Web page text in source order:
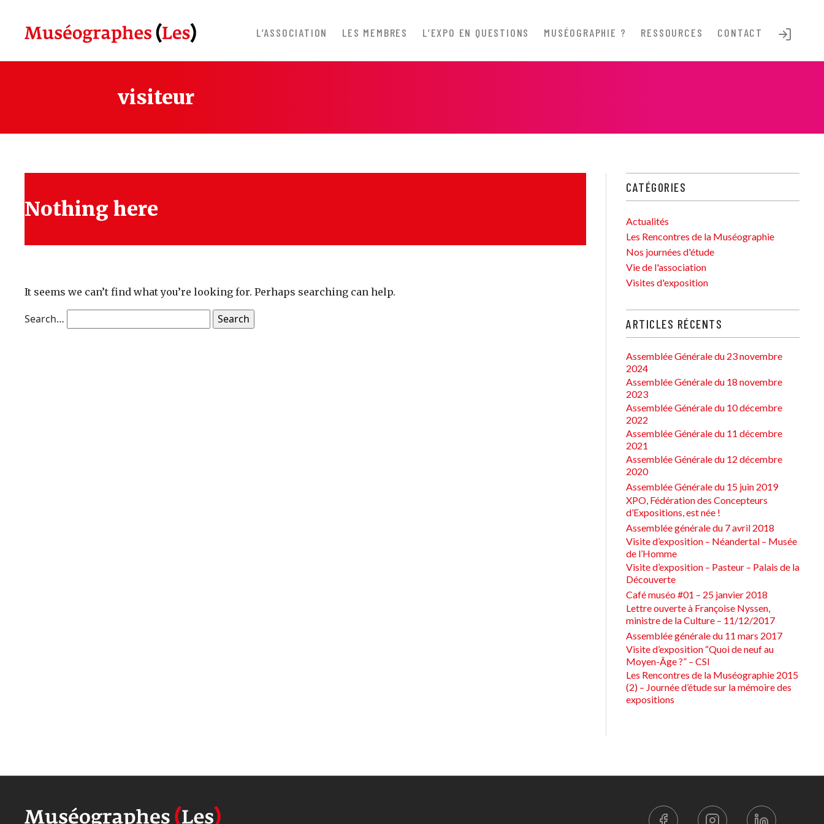
content
L’ASSOCIATION LES MEMBRES L’EXPO EN QUESTIONS MUSÉOGRAPHIE ? RESSOURCES CONTACT
visiteur
Nothing here
It seems we can’t find what you’re looking for. Perhaps searching can help.
Search…
CATÉGORIES
Actualités
Les Rencontres de la Muséographie
Nos journées d'étude
Vie de l'association
Visites d'exposition
ARTICLES RÉCENTS
Assemblée Générale du 23 novembre
2024
Assemblée Générale du 18 novembre
2023
Assemblée Générale du 10 décembre
2022
Assemblée Générale du 11 décembre
2021
Assemblée Générale du 12 décembre
2020
Assemblée Générale du 15 juin 2019
XPO, Fédération des Concepteurs
d’Expositions, est née !
Assemblée générale du 7 avril 2018
Visite d’exposition – Néandertal – Musée
de l’Homme
Visite d’exposition – Pasteur – Palais de la
Découverte
Café muséo #01 – 25 janvier 2018
Lettre ouverte à Françoise Nyssen,
ministre de la Culture – 11/12/2017
Assemblée générale du 11 mars 2017
Visite d’exposition “Quoi de neuf au
Moyen-Âge ?” – CSI
Les Rencontres de la Muséographie 2015
(2) – Journée d’étude sur la mémoire des
expositions